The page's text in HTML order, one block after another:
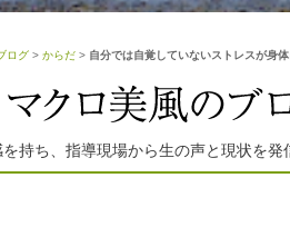
ログ > からだ > 自分では自覚していないストレスが身
持ち、指導現場から生の声と現状を発